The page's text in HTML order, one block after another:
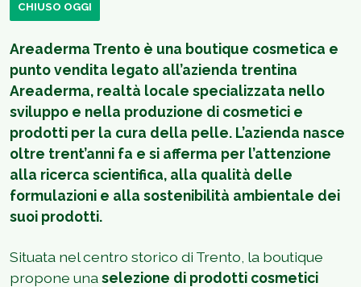
CHIUSO OGGI
Areaderma Trento è una boutique cosmetica e
punto vendita legato all’azienda trentina
Areaderma, realtà locale specializzata nello
sviluppo e nella produzione di cosmetici e
prodotti per la cura della pelle. L’azienda nasce
oltre trent’anni fa e si afferma per l’attenzione
alla ricerca scientifica, alla qualità delle
formulazioni e alla sostenibilità ambientale dei
suoi prodotti.
Situata nel centro storico di Trento, la boutique
propone unaselezione di prodotti cosmetici